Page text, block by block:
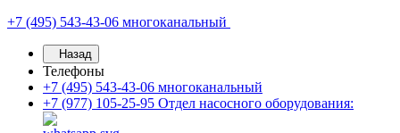
+7 (495) 543-43-06 многоканальный
Назад
Телефоны
+7 (495) 543-43-06 многоканальный
+7 (977) 105-25-95 Отдел насосного оборудования: